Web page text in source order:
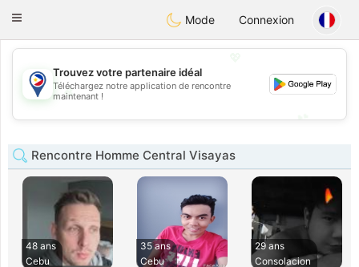
PhilippinesChat
Toggle
Mode Connexion
💖
💕
Trouvez votre partenaire idéal
Téléchargez notre application de rencontre
maintenant !
Rencontre Homme Central Visayas
48 ans
Cebu
35 ans
Cebu
29 ans
Consolacion